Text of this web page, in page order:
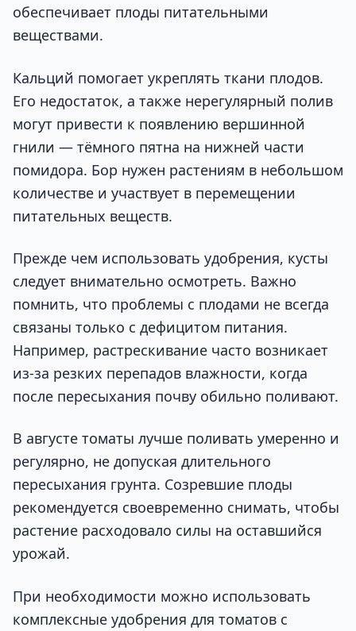
обеспечивает плоды питательными
веществами.
Кальций помогает укреплять ткани плодов.
Его недостаток, а также нерегулярный полив
могут привести к появлению вершинной
гнили — тёмного пятна на нижней части
помидора. Бор нужен растениям в небольшом
количестве и участвует в перемещении
питательных веществ.
Прежде чем использовать удобрения, кусты
следует внимательно осмотреть. Важно
помнить, что проблемы с плодами не всегда
связаны только с дефицитом питания.
Например, растрескивание часто возникает
из-за резких перепадов влажности, когда
после пересыхания почву обильно поливают.
В августе томаты лучше поливать умеренно и
регулярно, не допуская длительного
пересыхания грунта. Созревшие плоды
рекомендуется своевременно снимать, чтобы
растение расходовало силы на оставшийся
урожай.
При необходимости можно использовать
комплексные удобрения для томатов с